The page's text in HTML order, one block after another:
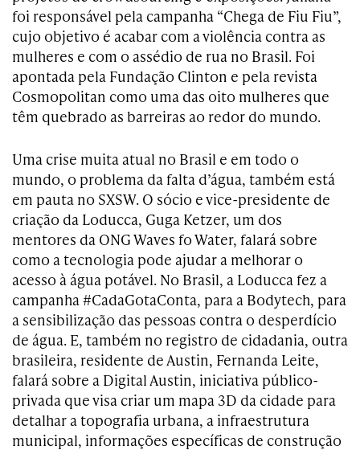
foi responsável pela campanha “Chega de Fiu Fiu”,
cujo objetivo é acabar com a violência contra as
mulheres e com o assédio de rua no Brasil. Foi
apontada pela Fundação Clinton e pela revista
Cosmopolitan como uma das oito mulheres que
têm quebrado as barreiras ao redor do mundo.
Uma crise muita atual no Brasil e em todo o
mundo, o problema da falta d’água, também está
em pauta no SXSW. O sócio e vice-presidente de
criação da Loducca, Guga Ketzer, um dos
mentores da ONG Waves fo Water, falará sobre
como a tecnologia pode ajudar a melhorar o
acesso à água potável. No Brasil, a Loducca fez a
campanha #CadaGotaConta, para a Bodytech, para
a sensibilização das pessoas contra o desperdício
de água. E, também no registro de cidadania, outra
brasileira, residente de Austin, Fernanda Leite,
falará sobre a Digital Austin, iniciativa público-
privada que visa criar um mapa 3D da cidade para
detalhar a topografia urbana, a infraestrutura
municipal, informações específicas de construção